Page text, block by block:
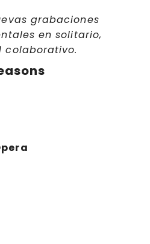
grabaciones
en solitario,
colaborativo.